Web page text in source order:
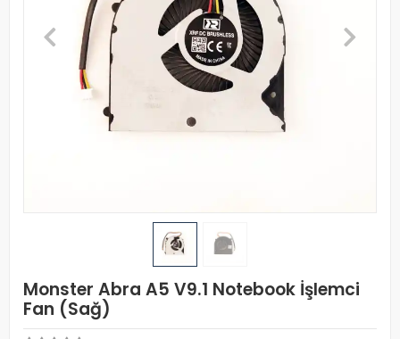
Monster Abra A5 V9.1 Notebook İşlemci
Fan (Sağ)